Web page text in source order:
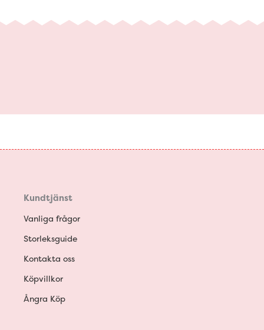
Kundtjänst
Vanliga frågor
Storleksguide
Kontakta oss
Köpvillkor
Ångra Köp